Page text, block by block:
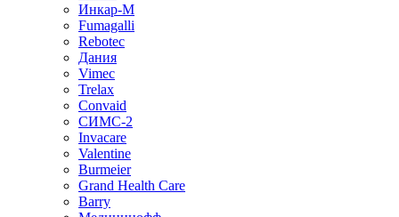
Инкар-М
Fumagalli
Rebotec
Дания
Vimec
Trelax
Convaid
СИМС-2
Invacare
Valentine
Burmeier
Grand Health Care
Barry